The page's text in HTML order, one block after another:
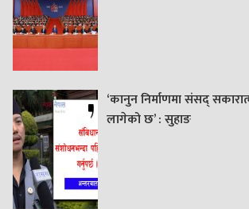
‘कानुन निर्माणमा संसद्
लागेको छ’ : सुहाङ